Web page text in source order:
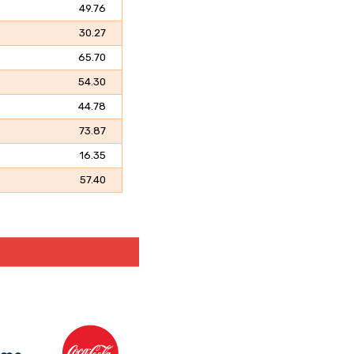
49.76
30.27
65.70
54.30
44.78
73.87
16.35
57.40